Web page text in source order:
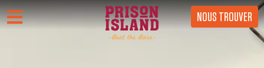
NOUS TROUVER